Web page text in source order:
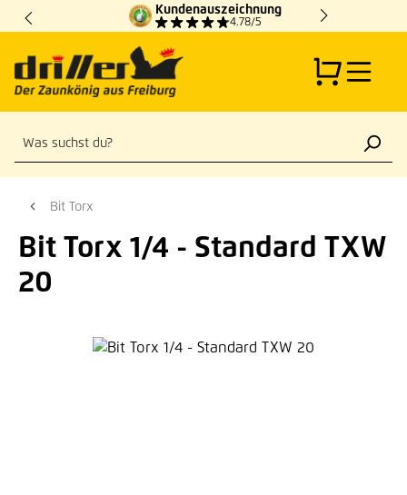
Zum Hauptinhalt springen
Kundenauszeichnung
4.78/5
Bit Torx
Bit Torx 1/4 - Standard TXW
20
Bildergalerie überspringen